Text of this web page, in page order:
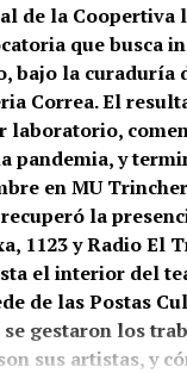
de la Coopertiva
que busca
bajo la curaduría
Correa. El
laboratorio,
pandemia, y
en MU
la
1123 y Radio El
el interior del
de las Postas
gestaron los
sus artistas, y